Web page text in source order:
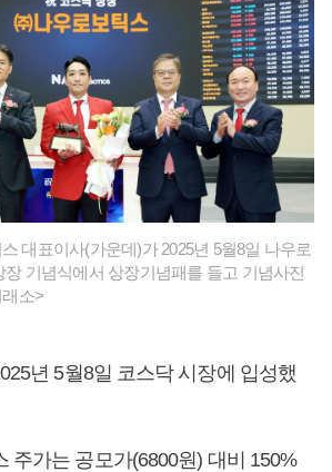
대표이사(가운데)가 2025년 5월8일 나우로
장 기념식에서 상장기념패를 들고 기념사진
소>
년 5월8일 코스닥 시장에 입성했
주가는 공모가(6800원) 대비 150%